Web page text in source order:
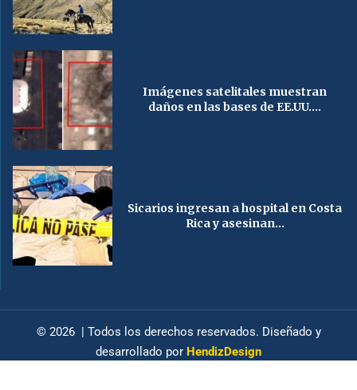
Imágenes satelitales muestran
daños en las bases de EE.UU....
Sicarios ingresan a hospital en Costa
Rica y asesinan...
© 2026 | Todos los derechos reservados. Diseñado y
desarrollado por HendizDesign